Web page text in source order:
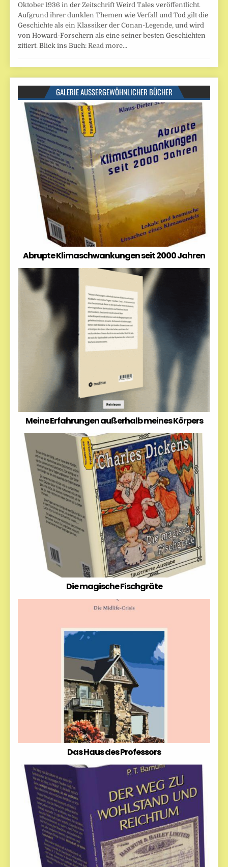
Oktober 1936 in der Zeitschrift Weird Tales veröffentlicht.
Aufgrund ihrer dunklen Themen wie Verfall und Tod gilt die
Geschichte als ein Klassiker der Conan-Legende, und wird
von Howard-Forschern als eine seiner besten Geschichten
zitiert. Blick ins Buch: Read more…
GALERIE AUSSERGEWÖHNLICHER BÜCHER
Abrupte Klimaschwankungen seit 2000 Jahren
Meine Erfahrungen außerhalb meines Körpers
Die magische Fischgräte
Das Haus des Professors